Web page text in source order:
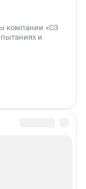
компании «СЗ
и